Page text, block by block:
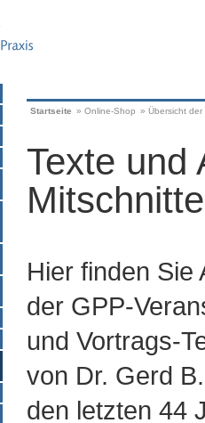
Startseite » Online-Shop » Übersicht
Texte und
Mitschnitte
Hier finden Sie
der GPP-
und Vortrags-
von Dr. Gerd
den letzten 44